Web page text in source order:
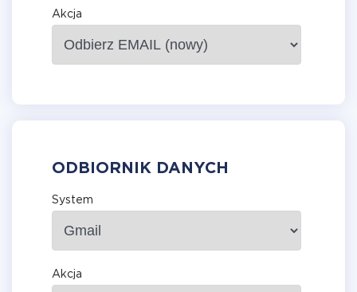
Akcja
ODBIORNIK DANYCH
System
Akcja